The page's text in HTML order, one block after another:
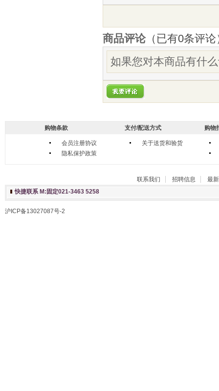
商品评论（已有0条评论
如果您对本商品有什
购物条款
会员注册协议
隐私保护政策
支付/配送方式
关于送货和验货
购物
联系我们 招聘信息
最
快捷联系 M:固定021-3463 5258
沪ICP备13027087号-2